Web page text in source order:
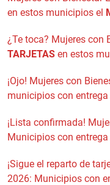
en estos municipios el
¿Te toca? Mujeres con
TARJETAS en estos
¡Ojo! Mujeres con
municipios con
¡Lista confirmada!
Municipios con
¡Sigue el reparto de
2026: Municipios con